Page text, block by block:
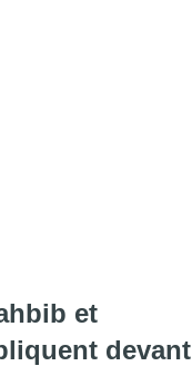
et
devant